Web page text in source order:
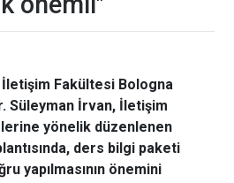
Fakültesi Bologna
Süleyman İrvan, İletişim
yönelik düzenlenen
ders bilgi paketi
yapılmasının önemini